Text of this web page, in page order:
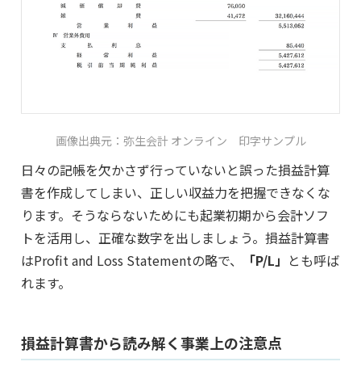
画像出典元：弥生会計 オンライン 印字サンプル
日々の記帳を欠かさず行っていないと誤った損益計算
書を作成してしまい、正しい収益力を把握できなくな
ります。そうならないためにも起業初期から会計ソフ
トを活用し、正確な数字を出しましょう。損益計算書
はProfit and Loss Statementの略で、
「P/L」 とも呼ば
れます。
損益計算書から読み解く事業上の注意点